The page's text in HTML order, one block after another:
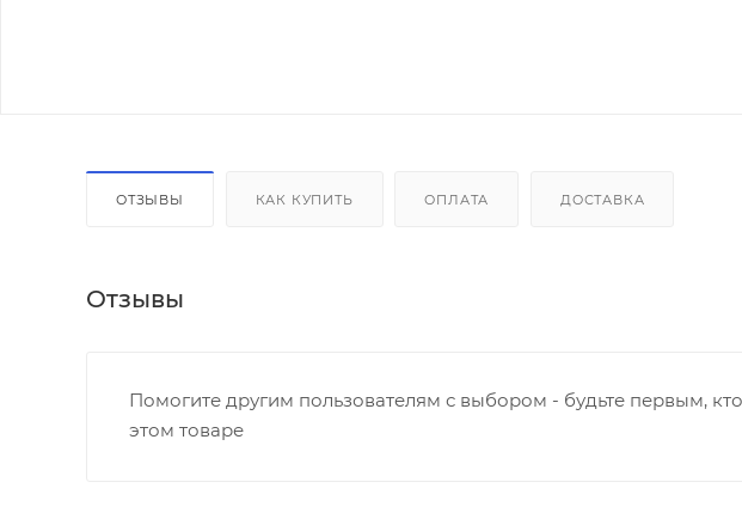
ОТЗЫВЫ КАК КУПИТЬ ОПЛАТА ДОСТАВКА
Отзывы
Помогите другим пользователям с выбором - будьте первым,
этом товаре